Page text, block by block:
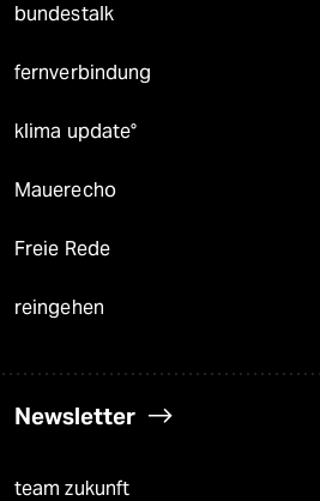
bundestalk
fernverbindung
klima update°
Mauerecho
Freie Rede
reingehen
Newsletter
team zukunft